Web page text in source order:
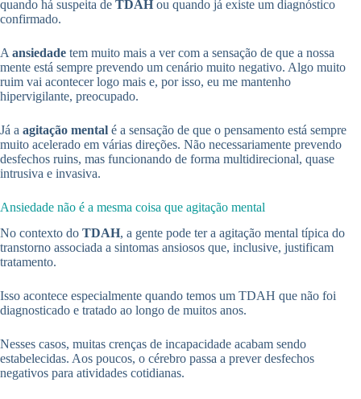
quando há suspeita de TDAH ou quando já existe um diagnóstico
confirmado.
A ansiedade tem muito mais a ver com a sensação de que a nossa
mente está sempre prevendo um cenário muito negativo. Algo muito
ruim vai acontecer logo mais e, por isso, eu me mantenho
hipervigilante, preocupado.
Já a agitação mental é a sensação de que o pensamento está sempre
muito acelerado em várias direções. Não necessariamente prevendo
desfechos ruins, mas funcionando de forma multidirecional, quase
intrusiva e invasiva.
Ansiedade não é a mesma coisa que agitação mental
No contexto do TDAH, a gente pode ter a agitação mental típica do
transtorno associada a sintomas ansiosos que, inclusive, justificam
tratamento.
Isso acontece especialmente quando temos um TDAH que não foi
diagnosticado e tratado ao longo de muitos anos.
Nesses casos, muitas crenças de incapacidade acabam sendo
estabelecidas. Aos poucos, o cérebro passa a prever desfechos
negativos para atividades cotidianas.